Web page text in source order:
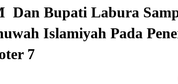
Dan Bupati Labura
Islamiyah Pada
7